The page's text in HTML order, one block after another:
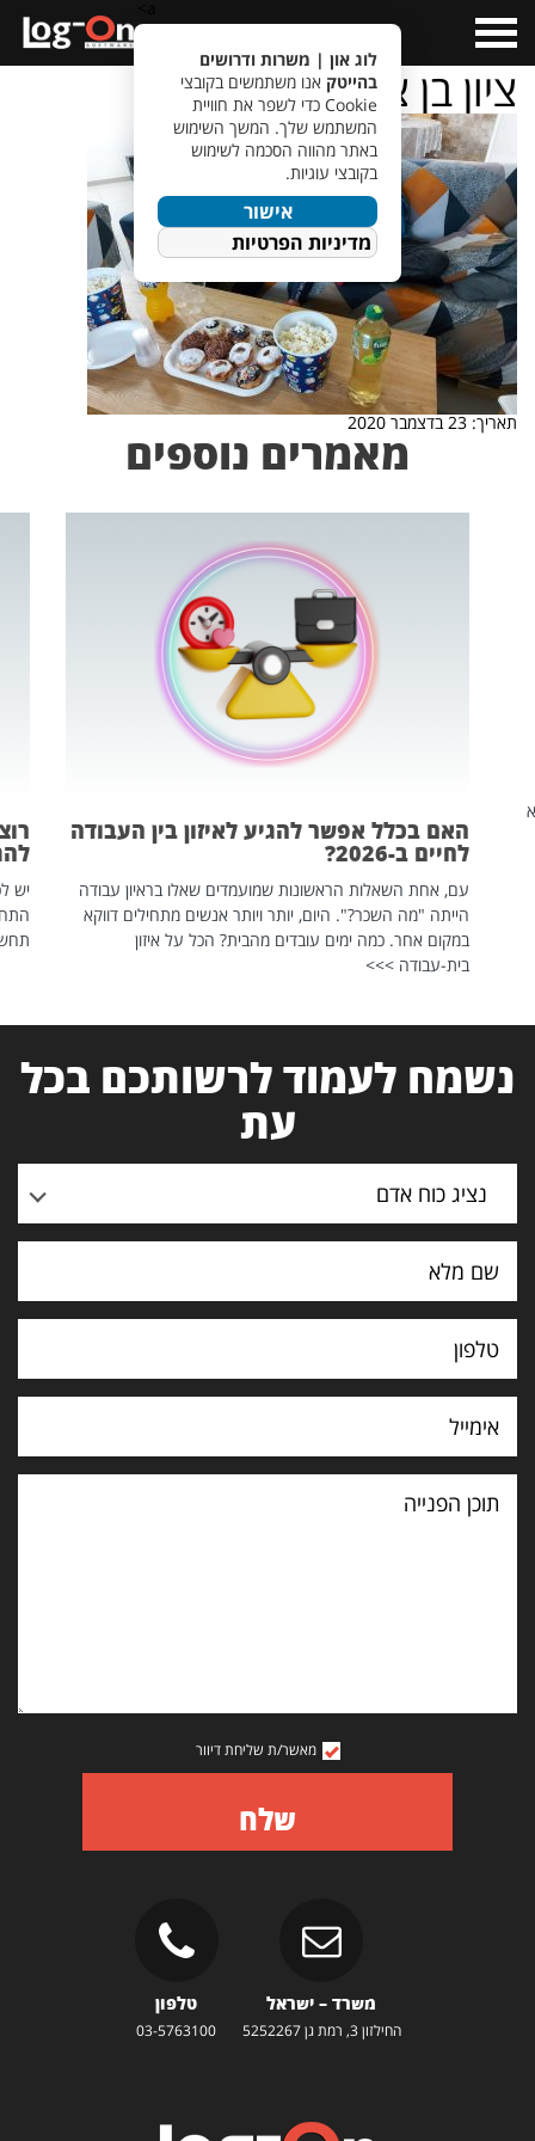
Menu
ציון בן ציון 4
תאריך: 23 בדצמבר 2020
מאמרים נוספים
האם בכלל אפשר להגיע לאיזון בין העבודה
לחיים ב-2026?
עם, אחת השאלות הראשונות שמועמדים שאלו בראיון עבודה
הייתה "מה השכר?". היום, יותר ויותר אנשים מתחילים דווקא
במקום אחר. כמה ימים עובדים מהבית? הכל על איזון
בית-עבודה >>>
יש
נשמח לעמוד לרשותכם בכל
עת
נציג כוח אדם
תוכן
הפנייה
מאשר/ת שליחת דיוור
שלח
משרד – ישראל
החילזון 3, רמת גן 5252267
טלפון
03-5763100
לוג און | משרות ודרושים
בהייטק אנו משתמשים בקובצי
Cookie כדי לשפר את חוויית
המשתמש שלך. המשך השימוש
באתר מהווה הסכמה לשימוש
בקובצי עוגיות.
אישור
מדיניות הפרטיות